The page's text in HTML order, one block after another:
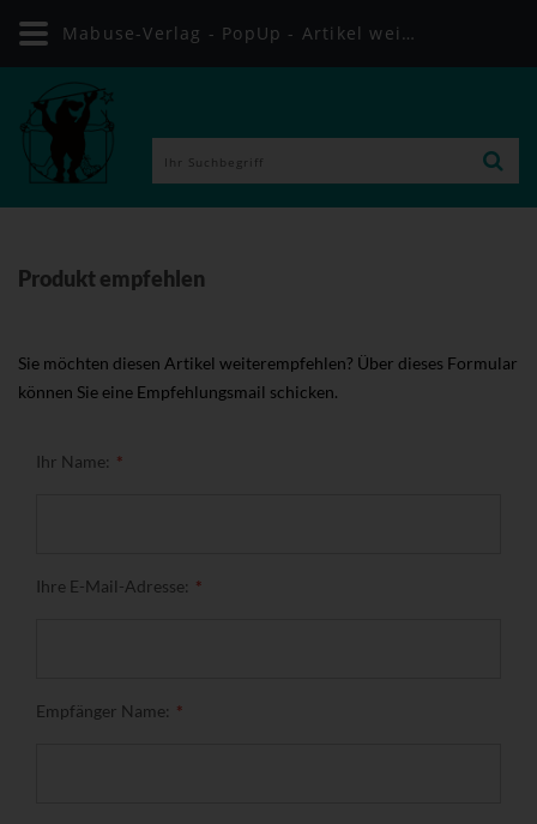
Produkt empfehlen
Sie möchten diesen Artikel weiterempfehlen? Über dieses Formular
können Sie eine Empfehlungsmail schicken.
Ihr Name:
Ihre E-Mail-Adresse:
Empfänger Name:
Mabuse-Verlag - PopUp - Artikel weiterempfehlen